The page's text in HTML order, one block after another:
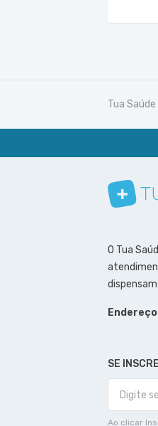
Tua Saúde
Conheça
Siga a
Siga a
Siga
O Tua
SE
Ao clicar